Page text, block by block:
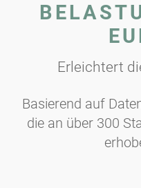
Erleichtert
Basierend auf
die an über 300